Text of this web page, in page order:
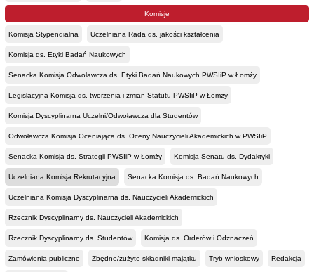
Komisje
Komisja Stypendialna Uczelniana Rada ds. jakości kształcenia
Komisja ds. Etyki Badań Naukowych
Senacka Komisja Odwoławcza ds. Etyki Badań Naukowych PWSIiP w Łomży
Legislacyjna Komisja ds. tworzenia i zmian Statutu PWSIiP w Łomży
Komisja Dyscyplinarna Uczelni/Odwoławcza dla Studentów
Odwoławcza Komisja Oceniająca ds. Oceny Nauczycieli Akademickich w PWSIiP
Senacka Komisja ds. Strategii PWSIiP w Łomży Komisja Senatu ds. Dydaktyki
Uczelniana Komisja Rekrutacyjna Senacka Komisja ds. Badań Naukowych
Uczelniana Komisja Dyscyplinarna ds. Nauczycieli Akademickich
Rzecznik Dyscyplinarny ds. Nauczycieli Akademickich
Rzecznik Dyscyplinarny ds. Studentów Komisja ds. Orderów i Odznaczeń
Zamówienia publiczne Zbędne/zużyte składniki majątku Tryb wnioskowy Redakcja